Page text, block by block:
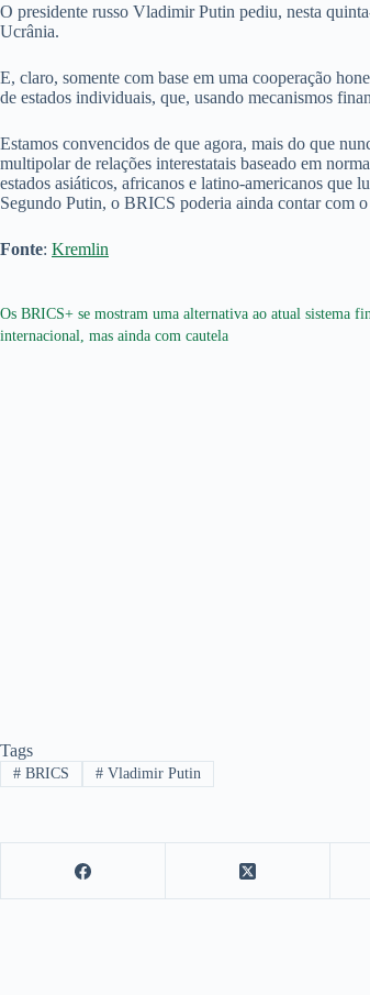
O presidente russo Vladimir Putin pediu, nesta
Ucrânia.
E, claro, somente com base em uma cooperação
de estados individuais, que, usando mecanismos
Estamos convencidos de que agora, mais do que
multipolar de relações interestatais baseado em
estados asiáticos, africanos e latino-americanos que
Segundo Putin, o BRICS poderia ainda contar com
Fonte: Kremlin
Os BRICS+ se mostram uma alternativa ao atual sistema
internacional, mas ainda com cautela
Tags
#BRICS #Vladimir Putin